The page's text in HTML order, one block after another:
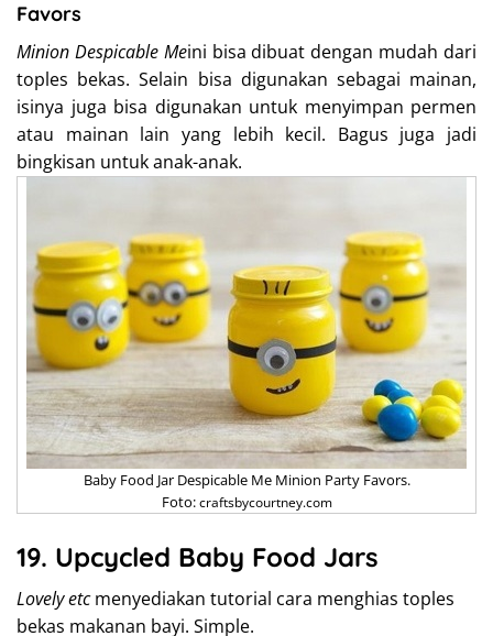
Favors
Minion Despicable Meini bisa dibuat dengan mudah dari
toples bekas. Selain bisa digunakan sebagai mainan,
isinya juga bisa digunakan untuk menyimpan permen
atau mainan lain yang lebih kecil. Bagus juga jadi
bingkisan untuk anak-anak.
Baby Food Jar Despicable Me Minion Party Favors.
Foto:craftsbycourtney.com
19. Upcycled Baby Food Jars
Lovely etcmenyediakan tutorial cara menghias toples
bekas makanan bayi. Simple.